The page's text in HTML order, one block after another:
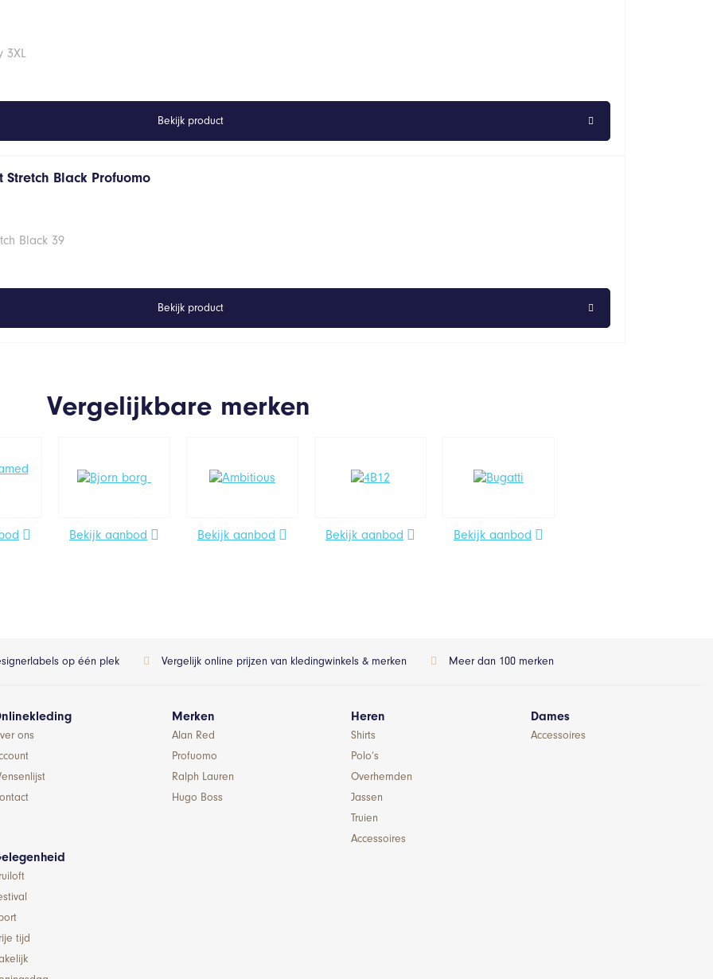
3XL
Bekijk product
Stretch Black Profuomo
Black 39
Bekijk product
Vergelijkbare merken
Bekijk aanbod Bekijk aanbod Bekijk aanbod Bekijk aanbod
op één plek Vergelijk online prijzen van kledingwinkels & merken Meer dan 100 merken
ons
Merken
Alan Red
Profuomo
Ralph Lauren
Hugo Boss
Heren
Shirts
Polo’s
Overhemden
Jassen
Truien
Accessoires
Dames
Accessoires
tijd